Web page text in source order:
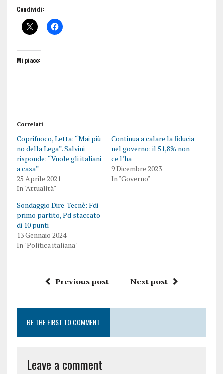
Condividi:
Mi piace:
Correlati
Coprifuoco, Letta: “Mai più
no della Lega”. Salvini
risponde: “Vuole gli italiani
a casa”
25 Aprile 2021
In "Attualità"
Continua a calare la fiducia
nel governo: il 51,8% non
ce l’ha
9 Dicembre 2023
In "Governo"
Sondaggio Dire-Tecnè: Fdi
primo partito, Pd staccato
di 10 punti
13 Gennaio 2024
In "Politica italiana"
Previous post Next post
BE THE FIRST TO COMMENT
Leave a comment